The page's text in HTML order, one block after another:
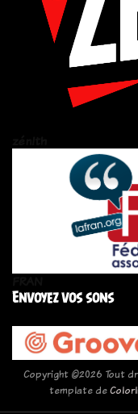
Envoyez vos sons
Copyright ©2026 Tout
template de